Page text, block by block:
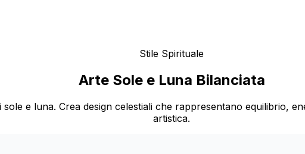
Stile Spirituale
Arte Sole e Luna Bilanciata
e luna. Crea design celestiali che rappresentano equilibrio,
artistica.